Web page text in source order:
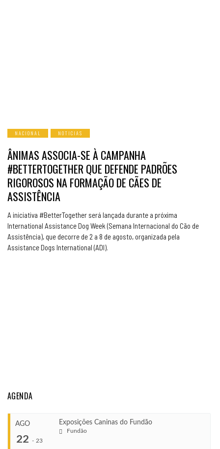
NACIONAL NOTICIAS
ÂNIMAS ASSOCIA-SE À CAMPANHA
#BETTERTOGETHER QUE DEFENDE PADRÕES
RIGOROSOS NA FORMAÇÃO DE CÃES DE
ASSISTÊNCIA
A iniciativa #BetterTogether será lançada durante a próxima
International Assistance Dog Week (Semana Internacional do Cão de
Assistência), que decorre de 2 a 8 de agosto, organizada pela
Assistance Dogs International (ADI).
AGENDA
AGO
22 - 23
Exposições Caninas do Fundão
Fundão